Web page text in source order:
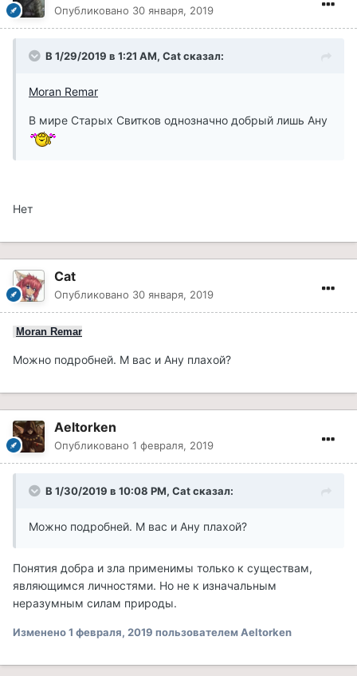
Опубликовано 30 января, 2019
В 1/29/2019 в 1:21 AM, Cat сказал:
Moran Remar
В мире Старых Свитков однозначно добрый лишь Ану
Нет
Cat
Опубликовано 30 января, 2019
Moran Remar
Можно подробней. М вас и Ану плахой?
Aeltorken
Опубликовано 1 февраля, 2019
В 1/30/2019 в 10:08 PM, Cat сказал:
Можно подробней. М вас и Ану плахой?
Понятия добра и зла применимы только к существам,
являющимся личностями. Но не к изначальным
неразумным силам природы.
Изменено1 февраля, 2019 пользователем Aeltorken